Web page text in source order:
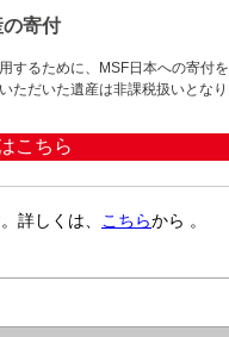
寄付
するために、MSF日本への寄付を
ただいた遺産は非課税扱いとなり
こちら
詳しくは、 こちらから 。